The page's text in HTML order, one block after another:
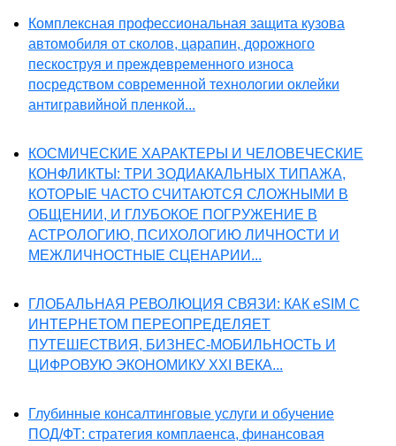
Комплексная профессиональная защита кузова
автомобиля от сколов, царапин, дорожного
пескоструя и преждевременного износа
посредством современной технологии оклейки
антигравийной пленкой...
КОСМИЧЕСКИЕ ХАРАКТЕРЫ И ЧЕЛОВЕЧЕСКИЕ
КОНФЛИКТЫ: ТРИ ЗОДИАКАЛЬНЫХ ТИПАЖА,
КОТОРЫЕ ЧАСТО СЧИТАЮТСЯ СЛОЖНЫМИ В
ОБЩЕНИИ, И ГЛУБОКОЕ ПОГРУЖЕНИЕ В
АСТРОЛОГИЮ, ПСИХОЛОГИЮ ЛИЧНОСТИ И
МЕЖЛИЧНОСТНЫЕ СЦЕНАРИИ...
ГЛОБАЛЬНАЯ РЕВОЛЮЦИЯ СВЯЗИ: КАК eSIM С
ИНТЕРНЕТОМ ПЕРЕОПРЕДЕЛЯЕТ
ПУТЕШЕСТВИЯ, БИЗНЕС-МОБИЛЬНОСТЬ И
ЦИФРОВУЮ ЭКОНОМИКУ XXI ВЕКА...
Глубинные консалтинговые услуги и обучение
ПОД/ФТ: стратегия комплаенса, финансовая